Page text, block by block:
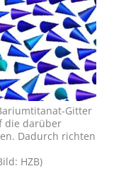
Gitter
die darüber
Dadurch richten
HZB)